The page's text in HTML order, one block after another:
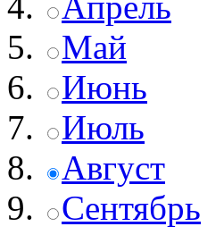
Май
Июнь
Июль
Август
Сентябрь